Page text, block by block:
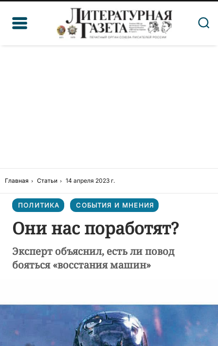
Главная Статьи 14 апреля 2023 г.
ПОЛИТИКА СОБЫТИЯ И МНЕНИЯ
Они нас поработят?
Эксперт объяснил, есть ли повод
бояться «восстания машин»